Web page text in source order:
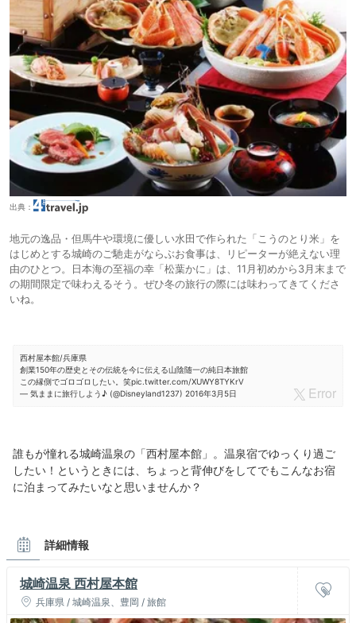
出典：
地元の逸品・但馬牛や環境に優しい水田で作られた「こうのとり米」を
はじめとする城崎のご馳走がならぶお食事は、リピーターが絶えない理
由のひとつ。日本海の至福の幸「松葉かに」は、11月初めから3月末まで
の期間限定で味わえるそう。ぜひ冬の旅行の際には味わってきてくださ
いね。
西村屋本館/兵庫県
創業150年の歴史とその伝統を今に伝える山陰随一の純日本旅館
この縁側でゴロゴロしたい。笑pic.twitter.com/XUWY8TYKrV
— 気ままに旅行しよう♪ (@Disneyland1237) 2016年3月5日
誰もが憧れる城崎温泉の「西村屋本館」。温泉宿でゆっくり過ご
したい！というときには、ちょっと背伸びをしてでもこんなお宿
に泊まってみたいなと思いませんか？
詳細情報
城崎温泉 西村屋本館
兵庫県 / 城崎温泉、豊岡 / 旅館